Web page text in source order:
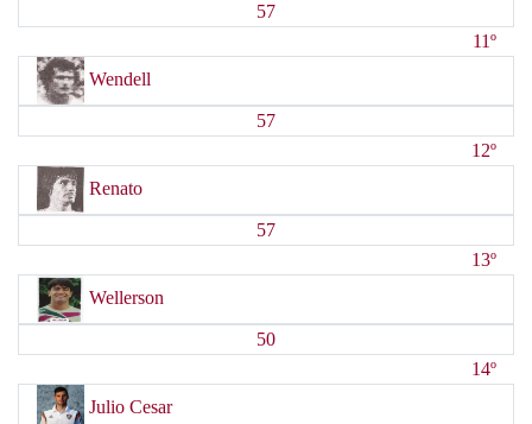
57
11º
Wendell
57
12º
Renato
57
13º
Wellerson
50
14º
Julio Cesar